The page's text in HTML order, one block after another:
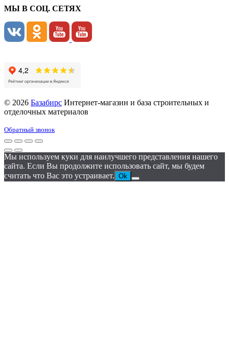
МЫ В СОЦ. СЕТЯХ
© 2026 Базабирс Интернет-магазин и база строительных и
отделочных материалов
Обратный звонок
Мы используем куки для наилучшего представления нашего
сайта. Если Вы продолжите использовать сайт, мы будем
считать что Вас это устраивает. Ok